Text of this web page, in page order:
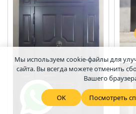
Мы используем cookie-файлы для
сайта. Вы всегда можете отменить
Вашего
OK Посмотреть